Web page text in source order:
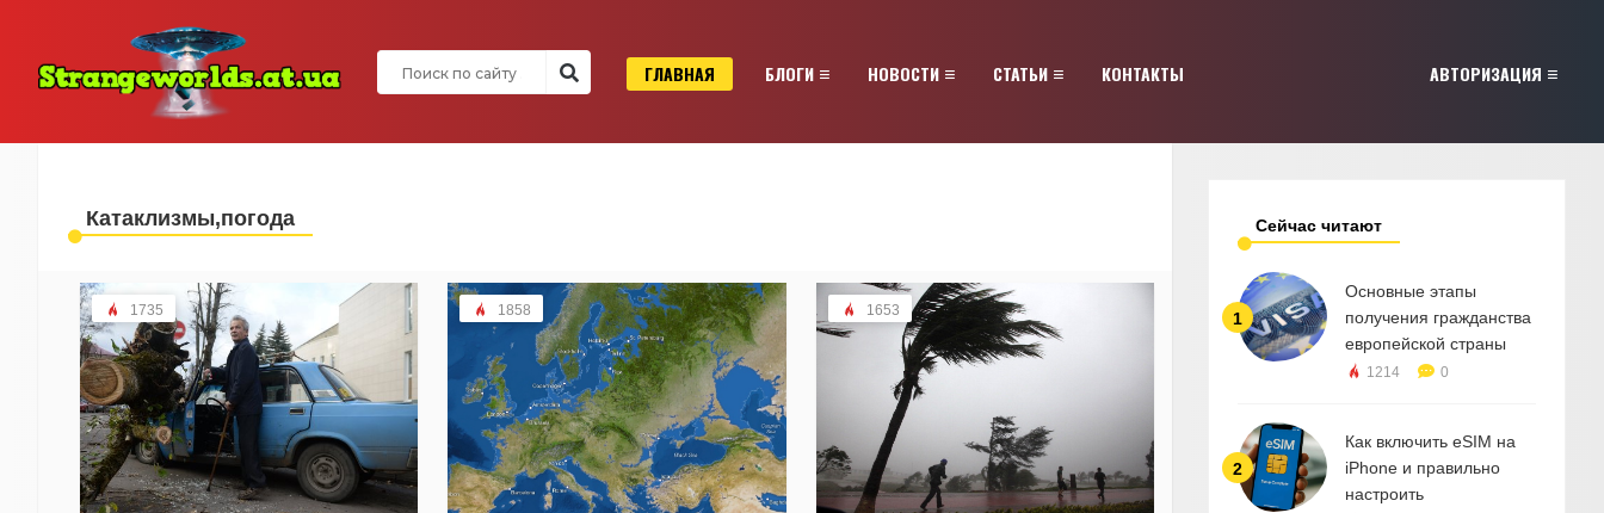
ГЛАВНАЯ БЛОГИ НОВОСТИ СТАТЬИ КОНТАКТЫ АВТОРИЗАЦИЯ
Катаклизмы,погода
1735 1858 1653
Сейчас читают
1
Основные этапы
получения гражданства
европейской страны
1214 0
2
Как включить eSIM на
iPhone и правильно
настроить